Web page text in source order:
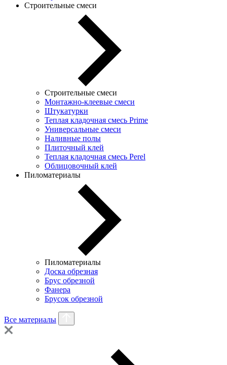
Строительные смеси
Строительные смеси
Монтажно-клеевые смеси
Штукатурки
Теплая кладочная смесь Prime
Универсальные смеси
Наливные полы
Плиточный клей
Теплая кладочная смесь Perel
Облицовочный клей
Пиломатериалы
Пиломатериалы
Доска обрезная
Брус обрезной
Фанера
Брусок обрезной
Все материалы